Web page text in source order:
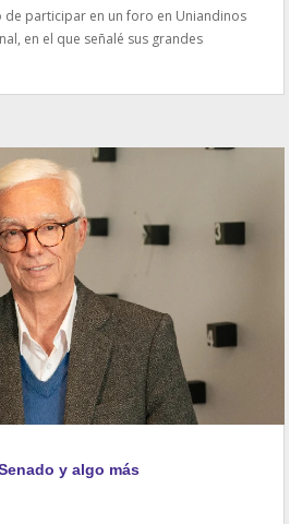
de participar en un foro en Uniandinos
en el que señalé sus grandes
y algo más